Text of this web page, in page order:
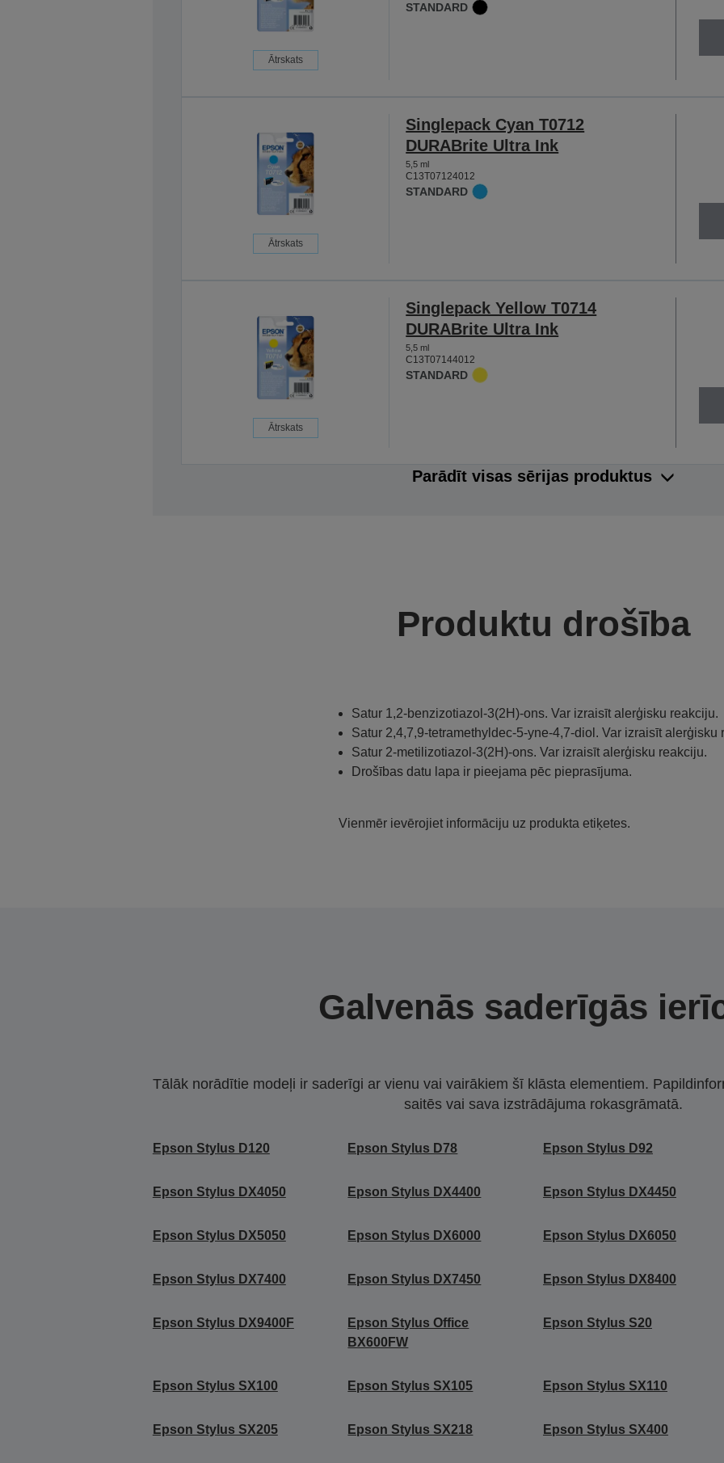
Ātrskats
STANDARD
Ātrskats
Singlepack Cyan T0712
DURABrite Ultra Ink
5,5 ml
C13T07124012
STANDARD
Ātrskats
Singlepack Yellow T0714
DURABrite Ultra Ink
5,5 ml
C13T07144012
STANDARD
Parādīt visas sērijas produktus
Produktu drošība
Satur 1,2-benzizotiazol-3(2H)-ons. Var izraisīt alerģisku reakciju.
Satur 2,4,7,9-tetramethyldec-5-yne-4,7-diol. Var izraisīt alerģisku
Satur 2-metilizotiazol-3(2H)-ons. Var izraisīt alerģisku reakciju.
Drošības datu lapa ir pieejama pēc pieprasījuma.
Vienmēr ievērojiet informāciju uz produkta etiķetes.
Galvenās saderīgās
Tālāk norādītie modeļi ir saderīgi ar vienu vai vairākiem šī klāsta elementiem.
saitēs vai sava izstrādājuma rokasgrāmatā.
Epson Stylus D120 Epson Stylus D78 Epson Stylus D92
Epson Stylus DX4050 Epson Stylus DX4400 Epson Stylus DX4450
Epson Stylus DX5050 Epson Stylus DX6000 Epson Stylus DX6050
Epson Stylus DX7400 Epson Stylus DX7450 Epson Stylus DX8400
Epson Stylus DX9400F
Epson Stylus Office
BX600FW
Epson Stylus S20
Epson Stylus SX100 Epson Stylus SX105 Epson Stylus SX110
Epson Stylus SX205 Epson Stylus SX218 Epson Stylus SX400